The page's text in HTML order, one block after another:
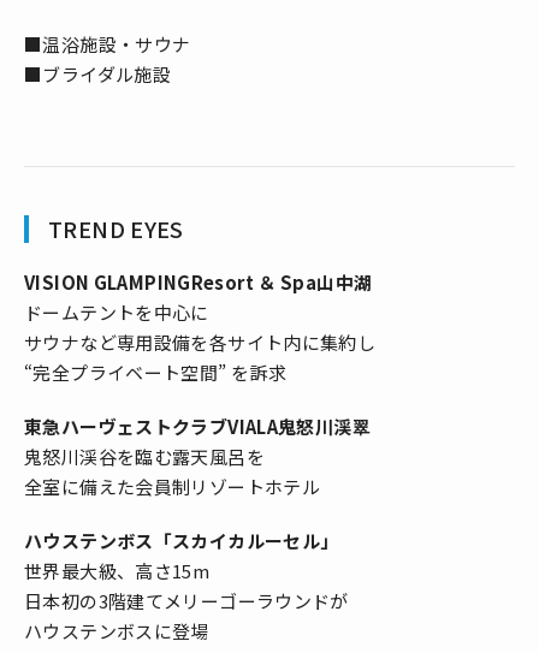
■温浴施設・サウナ
■ブライダル施設
TREND EYES
VISION GLAMPINGResort ＆ Spa山中湖
ドームテントを中心に
サウナなど専用設備を各サイト内に集約し
“完全プライベート空間” を訴求
東急ハーヴェストクラブVIALA鬼怒川渓翠
鬼怒川渓谷を臨む露天風呂を
全室に備えた会員制リゾートホテル
ハウステンボス「スカイカルーセル」
世界最大級、高さ15m
日本初の3階建てメリーゴーラウンドが
ハウステンボスに登場